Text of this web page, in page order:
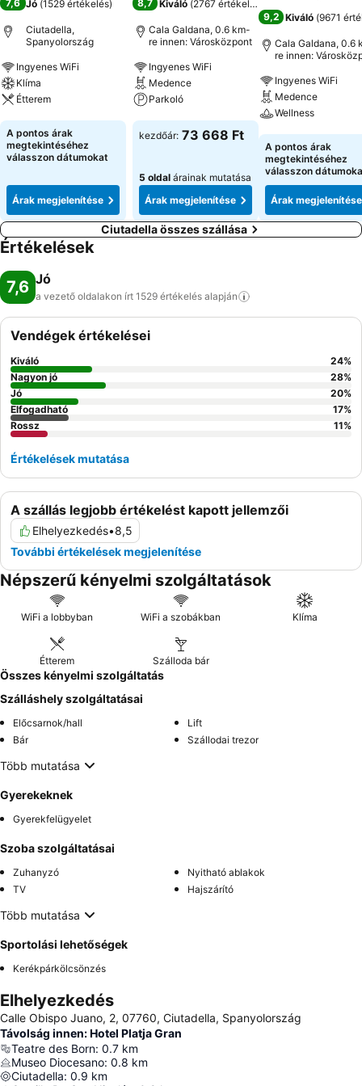
7,6 Jó (1529 értékelés)
Ciutadella,
Spanyolország
Ingyenes WiFi
Klíma
Étterem
Árak megjelenítése
A pontos árak
megtekintéséhez
válasszon dátumokat
Árak megjelenítése
8,7 Kiváló (2767 értékelés
Cala Galdana, 0.6 km-
re innen: Városközpont
Ingyenes WiFi
Medence
Parkoló
Árak megjelenítése
kezdőár: 73 668 Ft
5 oldal árainak mutatása
Árak megjelenítése
9,2 Kiváló (9671
Cala Galdana, 0.6
re innen:
Ingyenes WiFi
Medence
Wellness
Árak
A pontos árak
megtekintéséhez
válasszon
Árak megjelenítése
Ciutadella összes szállása
Értékelések
7,6 Jó
a vezető oldalakon írt 1529 értékelés alapján
A szállás legjobb értékelést kapott jellemzői
Elhelyezkedés•8,5
További értékelések megjelenítése
Vendégek értékelései
Kiváló 24%
Nagyon jó
28%
Jó
20%
Elfogadható
17%
Rossz
11%
Értékelések mutatása
Népszerű kényelmi szolgáltatások
WiFi a lobbyban WiFi a szobákban Klíma
Étterem Szálloda bár
Összes kényelmi szolgáltatás
Szálláshely szolgáltatásai
Előcsarnok/hall
Lift
Bár
Szállodai trezor
Több mutatása
Gyerekeknek
Gyerekfelügyelet
Szoba szolgáltatásai
Zuhanyzó
Nyitható ablakok
TV
Hajszárító
Több mutatása
Sportolási lehetőségek
Kerékpárkölcsönzés
Elhelyezkedés
Calle Obispo Juano, 2, 07760, Ciutadella, Spanyolország
Távolság innen: Hotel Platja Gran
Teatre des Born: 0.7 km
Museo Diocesano: 0.8 km
Ciutadella: 0.9 km